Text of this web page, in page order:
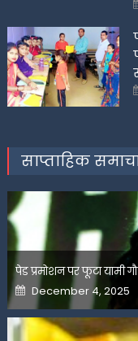
साप्ताहिक
पेड प्रमोशन पर फूटा यामी
Posted
on
December 4, 2025